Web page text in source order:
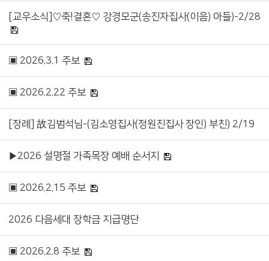
[교우소식]♡축!결혼♡ 강경모군(송진자집사(이음) 아들)-2/28
▣ 2026.3.1 주보
▣ 2026.2.22 주보
[장례] 故김범석님-(김소영집사(정원진집사 장인) 부친) 2/19
▶2026 설명절 가족목장 예배 순서지
▣ 2026.2.15 주보
2026 다음세대 장학금 지급명단
▣ 2026.2.8 주보